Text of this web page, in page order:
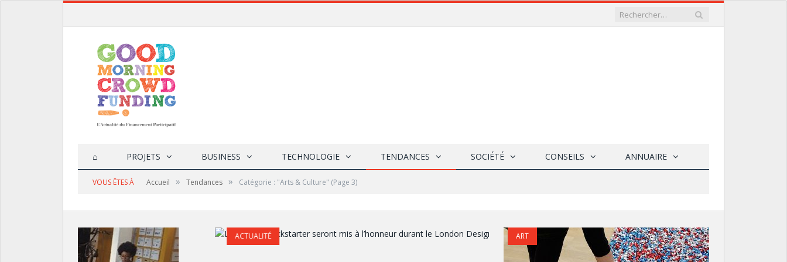
⌂ PROJETS BUSINESS TECHNOLOGIE TENDANCES SOCIÉTÉ CONSEILS ANNUAIRE
VOUS ÊTES À Accueil » Tendances » Catégorie : "Arts & Culture" (Page 3)
ACTUALITÉ MUSIQUE
ART